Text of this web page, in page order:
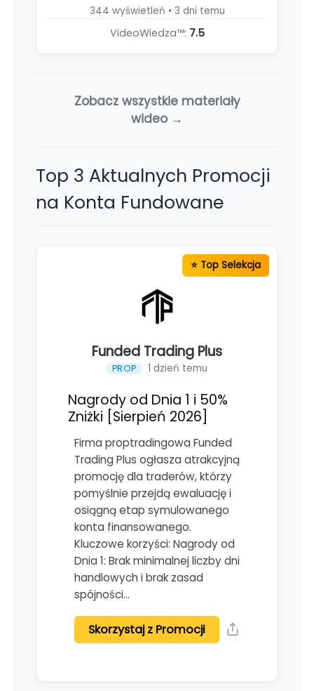
344 wyświetleń • 3 dni temu
VideoWiedza™: 7.5
Zobacz wszystkie materiały
wideo →
Top 3 Aktualnych Promocji
na Konta Fundowane
Funded Trading Plus
PROP 1 dzień temu
Nagrody od Dnia 1 i 50%
Zniżki [Sierpień 2026]
Firma proptradingowa Funded
Trading Plus ogłasza atrakcyjną
promocję dla traderów, którzy
pomyślnie przejdą ewaluację i
osiągną etap symulowanego
konta finansowanego.
Kluczowe korzyści: Nagrody od
Dnia 1: Brak minimalnej liczby dni
handlowych i brak zasad
spójności…
Skorzystaj z Promocji